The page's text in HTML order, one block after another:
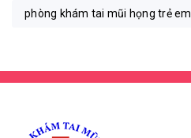
phòng khám tai mũi họng trẻ em